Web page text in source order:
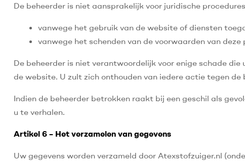
De beheerder is niet aansprakelijk voor juridische
vanwege het gebruik van de website of diensten
vanwege het schenden van de voorwaarden van deze
De beheerder is niet verantwoordelijk voor enige schade
de website. U zult zich onthouden van iedere actie tegen de
Indien de beheerder betrokken raakt bij een geschil als
u te verhalen.
Artikel 6 – Het verzamelen van gegevens
Uw gegevens worden verzameld door Atexstofzuiger.nl